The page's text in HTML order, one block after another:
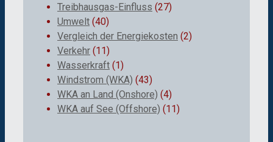
Treibhausgas-Einfluss (27)
Umwelt (40)
Vergleich der Energiekosten (2)
Verkehr (11)
Wasserkraft (1)
Windstrom (WKA) (43)
WKA an Land (Onshore) (4)
WKA auf See (Offshore) (11)